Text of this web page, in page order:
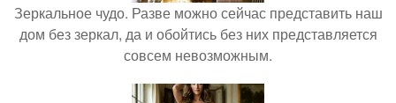
Зеркальное чудо. Разве можно сейчас представить наш
дом без зеркал, да и обойтись без них представляется
совсем невозможным.